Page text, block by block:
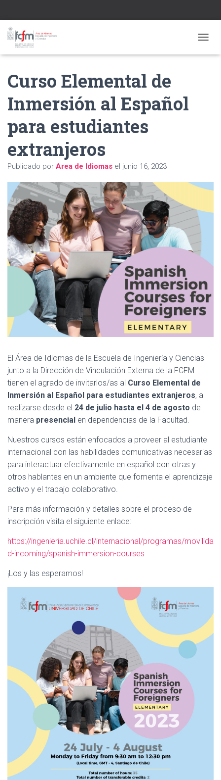
Curso Elemental de
Inmersión al Español
para estudiantes
extranjeros
Publicado por Area de Idiomas el junio 16, 2023
El Área de Idiomas de la Escuela de Ingeniería y Ciencias
junto a la Dirección de Vinculación Externa de la FCFM
tienen el agrado de invitarlos/as al Curso Elemental de
Inmersión al Español para estudiantes extranjeros, a
realizarse desde el 24 de julio hasta el 4 de agosto de
manera presencial en dependencias de la Facultad.
Nuestros cursos están enfocados a proveer al estudiante
internacional con las habilidades comunicativas necesarias
para interactuar efectivamente en español con otras y
otros hablantes en un ambiente que fomenta el aprendizaje
activo y el trabajo colaborativo.
Para más información y detalles sobre el proceso de
inscripción visita el siguiente enlace:
https://ingenieria.uchile.cl/internacional/programas/movilida
d-incoming/spanish-immersion-courses
¡Los y las esperamos!